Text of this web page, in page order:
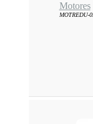
Motores
MOTREDU-